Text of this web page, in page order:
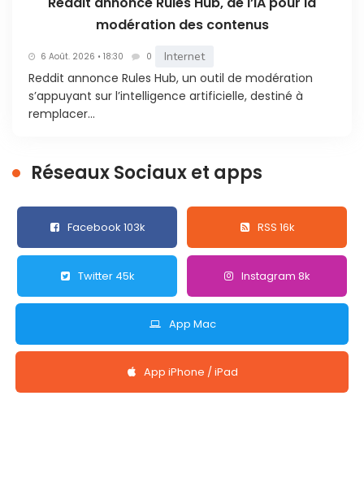
modération des contenus
6 Août. 2026 • 18:30 0 Internet
Reddit annonce Rules Hub, un outil de modération
s’appuyant sur l’intelligence artificielle, destiné à
remplacer...
Réseaux Sociaux et apps
Facebook 103k RSS 16k
Twitter 45k Instagram 8k
App Mac
App iPhone / iPad